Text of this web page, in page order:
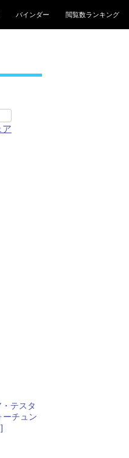
バインダー 閲覧数ランキング